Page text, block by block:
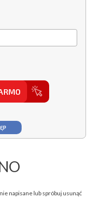
napisane lub spróbuj usunąć